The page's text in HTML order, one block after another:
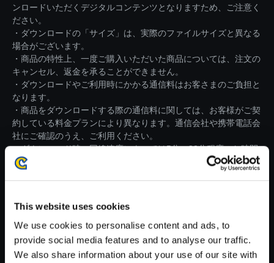
This website uses cookies
We use cookies to personalise content and ads, to
provide social media features and to analyse our traffic.
We also share information about your use of our site with
ンロードいただくデジタルコンテンツとなりますため、ご注意く
ださい。
・ダウンロードの「サイズ」は、実際のファイルサイズと異なる
場合がございます。
・商品の特性上、一度ご購入いただいた商品については、注文の
キャンセル、返金を承ることができません。
・ダウンロードやご利用時にかかる通信料はお客さまのご負担と
なります。
・商品をダウンロードする際の通信料に関しては、お客様がご契
約している料金プランにより異なります。通信会社や携帯電話会
社にご確認のうえ、ご利用ください。
・ダウンロード時、回線速度によっては5分～82分程度のお時間
がかかる場合がございます。
※ご購入いただいたファイルのダウンロードの際には、通信環境